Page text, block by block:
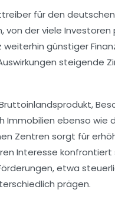
für den
von der viele
günstiger
steigende
Immobilien ebenso wie
Zentren sorgt für
Interesse konfrontiert
etwa
prägen.